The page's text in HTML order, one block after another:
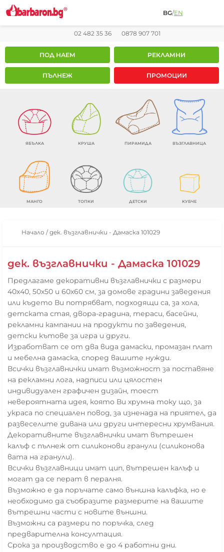
BG/EN
02 482 35 36 0878 907 701
ПОД НАЕМ РЕКЛАМНИ
ПЪЛНЕЖ ПРОМОЦИИ
ЯБЪЛКА КРУША ПИРАМИДА ВЪЗГЛАВНИЦА
МАНГО ТОПКИ ДЕТСКИ КУБЧЕ
Начало /дек. възглавнички - Дамаска 101029
дек. възглавнички - Дамаска 101029
Предлагаме декоративни възглавнички с размери
40х40, 50х50 и 60х60 см, за домове градини заведения
или където Ви потрябват, подходящи са, за хола,
детската стая, двора-градина, тераси, басейни,
рекламни кампании на продукти по заведения,
детски кътове за игра и други.
Изработват се от два вида дамаски, промазан плат
и мебелна дамаска, според вашите нужди.
Всички възглавнички имат възможност за поставяне
на рекламни лога, надписи или цялостен
индивидуален графичен дизайн, тоест
невероятната идея, която Ви хрумна току що, за
украса по специален повод, за изненада на приятел, да
развеселите дивана или други интересни хрумвания.
Декоративните възглавнички имат вътрешен
калъф с пълнеж от силиконови гранули (силиконова
вата на гранули).
Всички възглавници имат цип, вътрешен калъф и
могат да се перат в пералня.
Възможно е да поръчате само външна калъфка, но е
необходимо да съобразите размерите на вашите
вътрешни части с новите външни.
Възможни са размери по поръчка, след
предварителна консултация.
Срока за производство е до 4 работни дни.